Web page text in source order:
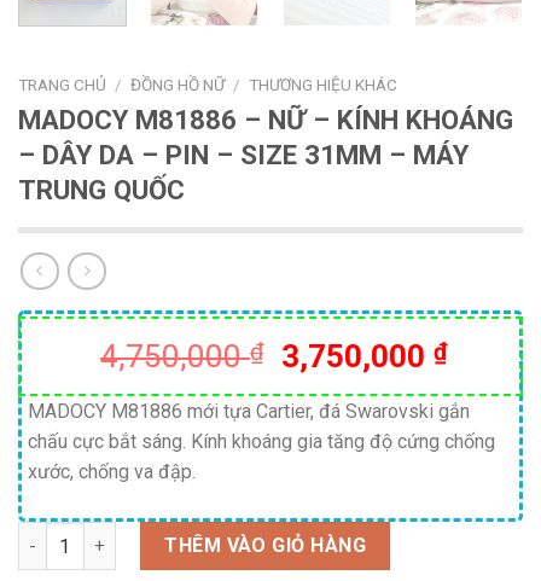
TRANG CHỦ / ĐỒNG HỒ NỮ / THƯƠNG HIỆU KHÁC
MADOCY M81886 – NỮ – KÍNH KHOÁNG
– DÂY DA – PIN – SIZE 31MM – MÁY
TRUNG QUỐC
4,750,000₫
Giá
gốc
là:
4,750,000 ₫.
3,750,000 ₫Giá
hiện
tại
là:
MADOCY M81886 mới tựa Cartier, đá Swarovski gắn
chấu cực bắt sáng. Kính khoáng gia tăng độ cứng chống
xước, chống va đập.
Số lượng THÊM VÀO GIỎ HÀNG